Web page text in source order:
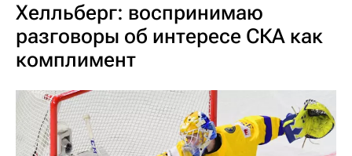
Хелльберг: воспринимаю
разговоры об интересе СКА как
комплимент